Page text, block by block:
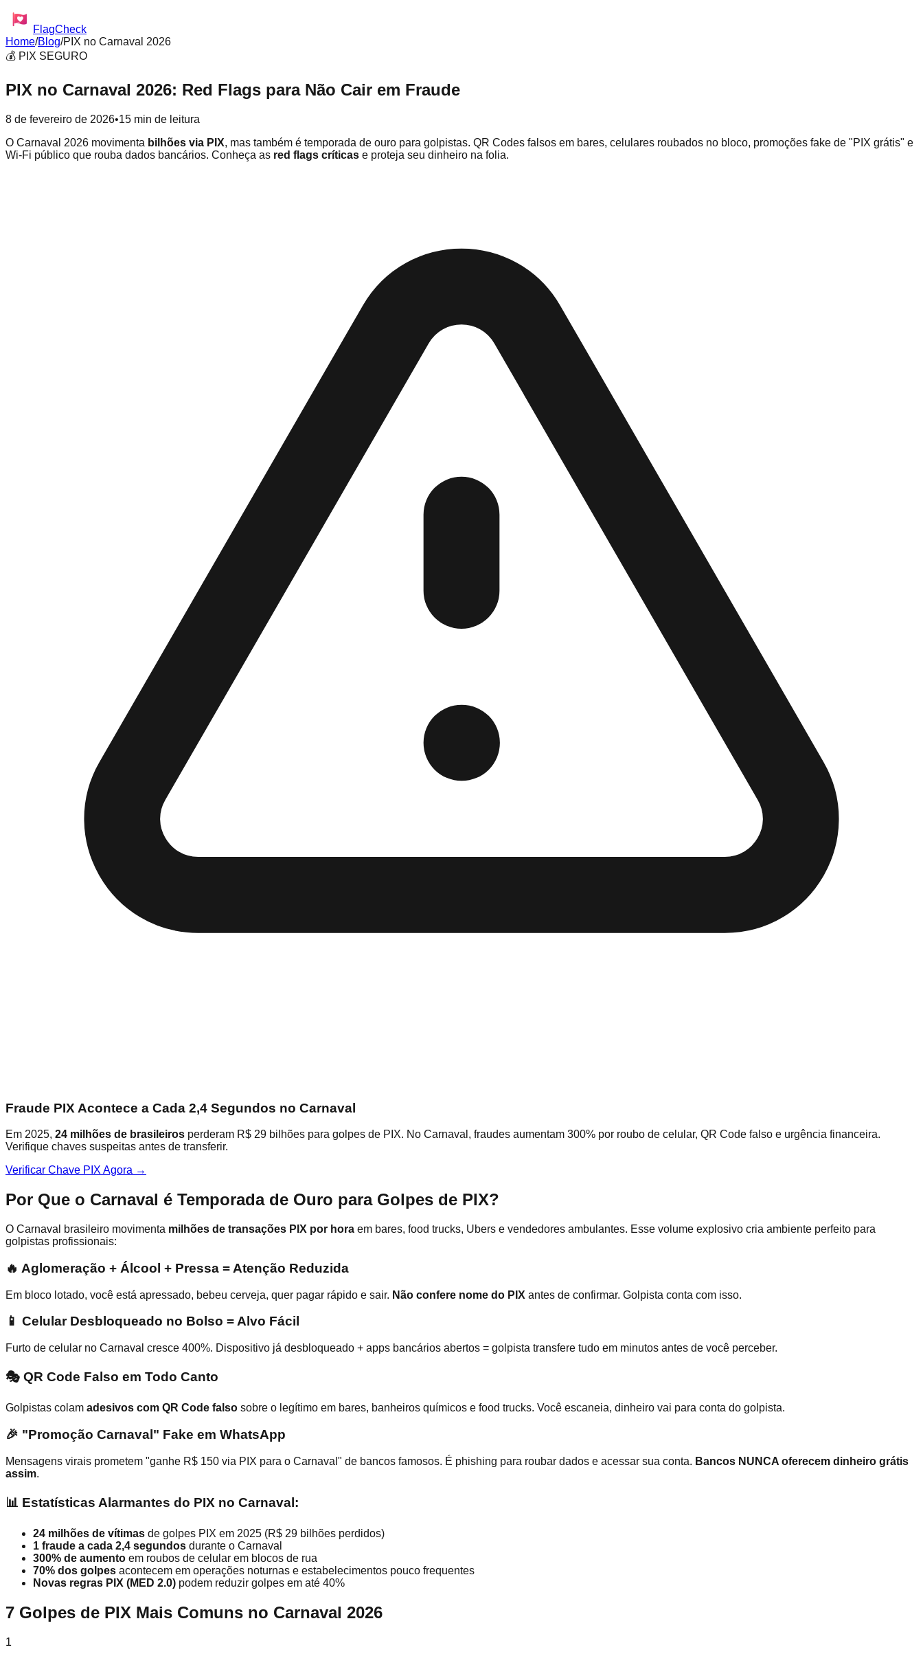
FlagCheck
Home/Blog/PIX no Carnaval 2026
💰 PIX SEGURO
PIX no Carnaval 2026: Red Flags para Não Cair em Fraude
8 de fevereiro de 2026•15 min de leitura
O Carnaval 2026 movimenta bilhões via PIX, mas também é temporada de ouro para golpistas. QR Codes falsos em bares, celulares roubados no bloco, promoções fake de "PIX grátis" e
Wi-Fi público que rouba dados bancários. Conheça as red flags críticas e proteja seu dinheiro na folia.
Fraude PIX Acontece a Cada 2,4 Segundos no Carnaval
Em 2025, 24 milhões de brasileiros perderam R$ 29 bilhões para golpes de PIX. No Carnaval, fraudes aumentam 300% por roubo de celular, QR Code falso e urgência financeira.
Verifique chaves suspeitas antes de transferir.
Verificar Chave PIX Agora →
Por Que o Carnaval é Temporada de Ouro para Golpes de PIX?
O Carnaval brasileiro movimenta milhões de transações PIX por hora em bares, food trucks, Ubers e vendedores ambulantes. Esse volume explosivo cria ambiente perfeito para
golpistas profissionais:
🔥 Aglomeração + Álcool + Pressa = Atenção Reduzida
Em bloco lotado, você está apressado, bebeu cerveja, quer pagar rápido e sair. Não confere nome do PIX antes de confirmar. Golpista conta com isso.
📱 Celular Desbloqueado no Bolso = Alvo Fácil
Furto de celular no Carnaval cresce 400%. Dispositivo já desbloqueado + apps bancários abertos = golpista transfere tudo em minutos antes de você perceber.
🎭 QR Code Falso em Todo Canto
Golpistas colam adesivos com QR Code falso sobre o legítimo em bares, banheiros químicos e food trucks. Você escaneia, dinheiro vai para conta do golpista.
🎉 "Promoção Carnaval" Fake em WhatsApp
Mensagens virais prometem "ganhe R$ 150 via PIX para o Carnaval" de bancos famosos. É phishing para roubar dados e acessar sua conta. Bancos NUNCA oferecem dinheiro grátis
assim.
📊 Estatísticas Alarmantes do PIX no Carnaval:
24 milhões de vítimas de golpes PIX em 2025 (R$ 29 bilhões perdidos)
1 fraude a cada 2,4 segundos durante o Carnaval
300% de aumento em roubos de celular em blocos de rua
70% dos golpes acontecem em operações noturnas e estabelecimentos pouco frequentes
Novas regras PIX (MED 2.0) podem reduzir golpes em até 40%
7 Golpes de PIX Mais Comuns no Carnaval 2026
1